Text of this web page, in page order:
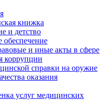
книжка
и детство
обеспечение
и иные акты в сфере
коррупции
справки на оружие
оказания
услуг медицинскиx